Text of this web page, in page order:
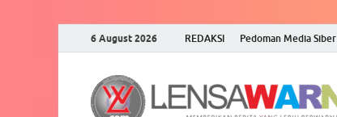
6 August 2026 REDAKSI Pedoman Media Siber